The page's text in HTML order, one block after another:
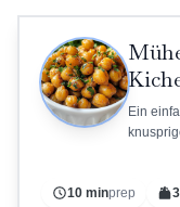
Ein
10 minprep